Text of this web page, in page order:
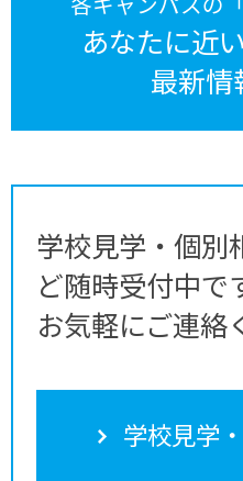
あなたに近
最新情
学校見学・個別
ど随時受付中で
お気軽にご連絡
学校見学